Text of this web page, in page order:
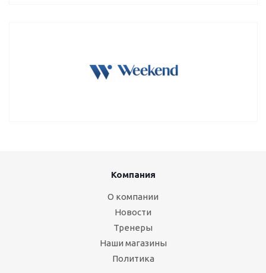
Компания
О компании
Новости
Тренеры
Наши магазины
Политика